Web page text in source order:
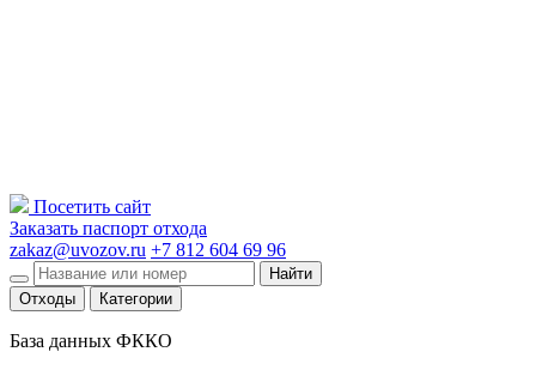
Посетить сайт
Заказать паспорт отхода
zakaz@uvozov.ru +7 812 604 69 96
Найти
Отходы
Категории
База данных ФККО